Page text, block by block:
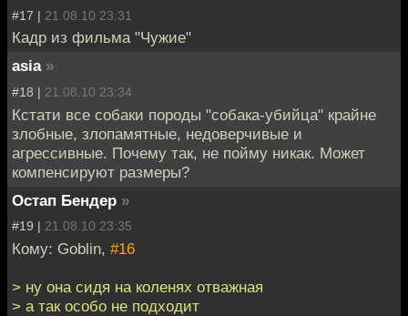
#17 | 21.08.10 23:31
Кадр из фильма "Чужие"
asia »
#18 | 21.08.10 23:34
Кстати все собаки породы "собака-убийца" крайне
злобные, злопамятные, недоверчивые и
агрессивные. Почему так, не пойму никак. Может
компенсируют размеры?
Остап Бендер »
#19 | 21.08.10 23:35
Кому: Goblin, #16
> ну она сидя на коленях отважная
> а так особо не подходит